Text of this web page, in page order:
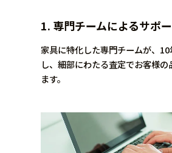
1. 専門チームによるサポ
家具に特化した専門チームが、
し、細部にわたる査定でお客様
ます。